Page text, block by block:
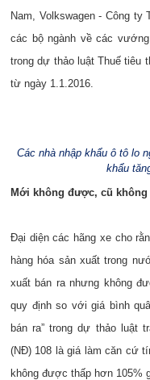
Nam, Volkswagen - Công
các bộ ngành về các
trong dự thảo luật Thuế tiêu
từ ngày 1.1.2016.
Các nhà nhập khẩu ô tô lo
khẩu
Mới không được, cũ không
Đại diện các hãng xe cho
hàng hóa sản xuất trong
xuất bán ra nhưng không
quy định so với giá bình
bán ra” trong dự thảo luật
(NĐ) 108 là giá làm căn cứ
không được thấp hơn 105%